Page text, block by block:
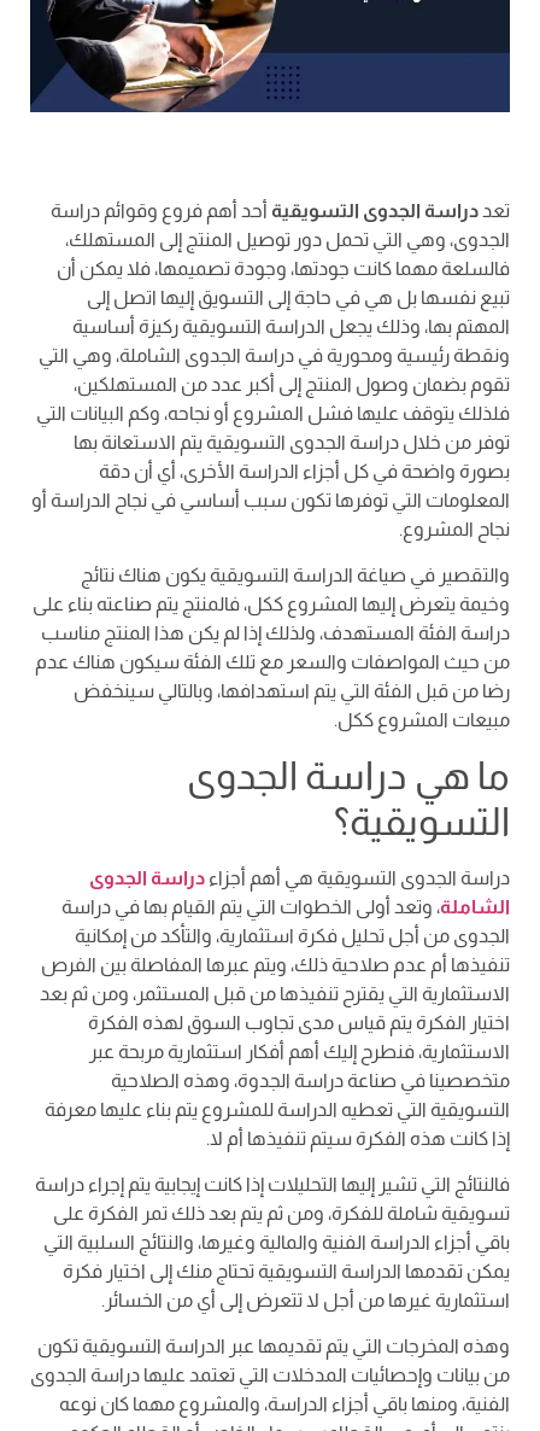
تعد دراسة الجدوى التسويقية أحد أهم فروع وقوائم دراسة
الجدوى، وهي التي تحمل دور توصيل المنتج إلى المستهلك،
فالسلعة مهما كانت جودتها، وجودة تصميمها، فلا يمكن أن
تبيع نفسها بل هي في حاجة إلى التسويق إليها اتصل إلى
المهتم بها، وذلك يجعل الدراسة التسويقية ركيزة أساسية
ونقطة رئيسية ومحورية في دراسة الجدوى الشاملة، وهي التي
تقوم بضمان وصول المنتج إلى أكبر عدد من المستهلكين،
فلذلك يتوقف عليها فشل المشروع أو نجاحه، وكم البيانات التي
توفر من خلال دراسة الجدوى التسويقية يتم الاستعانة بها
بصورة واضحة في كل أجزاء الدراسة الأخرى، أي أن دقة
المعلومات التي توفرها تكون سبب أساسي في نجاح الدراسة أو
نجاح المشروع.
والتقصير في صياغة الدراسة التسويقية يكون هناك نتائج
وخيمة يتعرض إليها المشروع ككل، فالمنتج يتم صناعته بناء على
دراسة الفئة المستهدف، ولذلك إذا لم يكن هذا المنتج مناسب
من حيث المواصفات والسعر مع تلك الفئة سيكون هناك عدم
رضا من قبل الفئة التي يتم استهدافها، وبالتالي سينخفض
مبيعات المشروع ككل.
ما هي دراسة الجدوى
التسويقية؟
دراسة الجدوى التسويقية هي أهم أجزاء دراسة الجدوى
الشاملة، وتعد أولى الخطوات التي يتم القيام بها في دراسة
الجدوى من أجل تحليل فكرة استثمارية، والتأكد من إمكانية
تنفيذها أم عدم صلاحية ذلك، ويتم عبرها المفاصلة بين الفرص
الاستثمارية التي يقترح تنفيذها من قبل المستثمر، ومن ثم بعد
اختيار الفكرة يتم قياس مدى تجاوب السوق لهذه الفكرة
الاستثمارية، فنطرح إليك أهم أفكار استثمارية مربحة عبر
متخصصينا في صناعة دراسة الجدوة، وهذه الصلاحية
التسويقية التي تعطيه الدراسة للمشروع يتم بناء عليها معرفة
إذا كانت هذه الفكرة سيتم تنفيذها أم لا.
فالنتائج التي تشير إليها التحليلات إذا كانت إيجابية يتم إجراء دراسة
تسويقية شاملة للفكرة، ومن ثم يتم بعد ذلك تمر الفكرة على
باقي أجزاء الدراسة الفنية والمالية وغيرها، والنتائج السلبية التي
يمكن تقدمها الدراسة التسويقية تحتاج منك إلى اختيار فكرة
استثمارية غيرها من أجل لا تتعرض إلى أي من الخسائر.
وهذه المخرجات التي يتم تقديمها عبر الدراسة التسويقية تكون
من بيانات وإحصائيات المدخلات التي تعتمد عليها دراسة الجدوى
الفنية، ومنها باقي أجزاء الدراسة، والمشروع مهما كان نوعه